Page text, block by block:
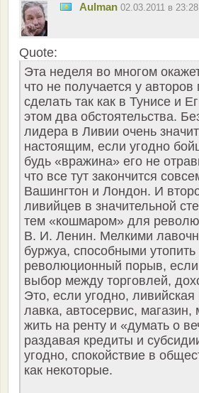
Aulman 02.03.2011 в
Quote:
Эта неделя во многом
что не получается у
сделать так как в Тунисе и
этом два обстоятельства.
лидера в Ливии очень
настоящим, если угодно
будь «вражина» его не
что все тут закончится
Вашингтон и Лондон. И
ливийцев в значительной
тем «кошмаром» для
В. И. Ленин. Мелкими
буржуа, способными
революционный порыв, если
выбор между торговлей,
Это, если угодно,
лавка, автосервис,
жить на ренту и «думать о
раздавая кредиты и
угодно, спокойствие в
как некоторые.